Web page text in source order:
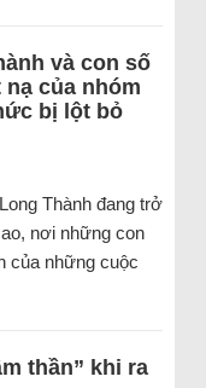
và con số
nạ của nhóm
bị lột bỏ
Thành đang trở
nơi những con
của những cuộc
thần” khi ra